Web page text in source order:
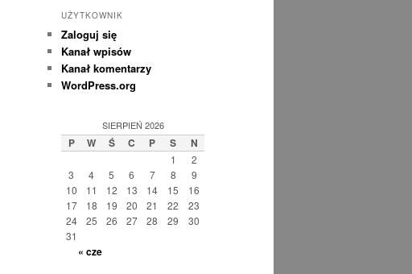
UŻYTKOWNIK
Zaloguj się
Kanał wpisów
Kanał komentarzy
WordPress.org
SIERPIEŃ 2026
P W Ś C P S N
1
2
3
4 5 6 7 8
9
10
11 12 13 14 15
16
17
18 19 20 21 22
23
24
25 26 27 28 29
30
31
« cze